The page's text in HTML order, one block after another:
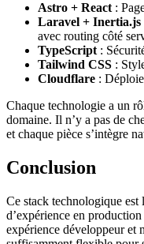
Astro + React :
Laravel + Inertia.js
avec routing côté
TypeScript :
Tailwind CSS :
Cloudflare :
Chaque technologie a un
domaine. Il n’y a pas de
et chaque pièce s’intègre
Conclusion
Ce stack technologique est
d’expérience en
expérience développeur et